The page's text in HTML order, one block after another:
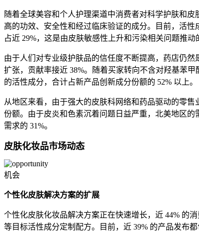
随着全球美容和个人护理渠道中消费者对科学护肤和
高的功效、安全性和经过临床验证的成分。目前，活
占近 29%，这是由皮肤敏感性上升和污染相关问题推
由于人们对专业级护肤品的信任度不断提高，药店仍
扩张，贡献率接近 38%。随着买家转向不含对羟基苯
的活性成分，合计占新产品创新成分份额的 52% 以上。
从地区来看，由于强大的皮肤科网络和药品驱动的零
份额。由于皮炎和色素沉着问题日益严重，北美地区
需求的 31%。
皮肤化妆品市场动态
机会
个性化皮肤解决方案的扩展
个性化皮肤化妆品解决方案正在快速增长，近 44% 的
等目标活性成分定制配方。目前，近 39% 的产品发布